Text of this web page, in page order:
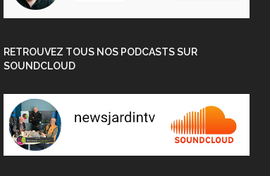
RETROUVEZ TOUS NOS PODCASTS SUR
SOUNDCLOUD